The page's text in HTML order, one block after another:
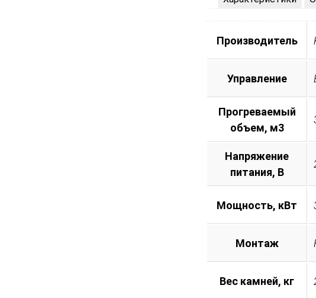
Производитель
Управление
Прогреваемый
объем, м3
Напряжение
питания, B
Мощность, кВт
Монтаж
Вес камней, кг